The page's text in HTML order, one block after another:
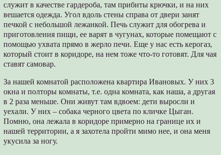
служит в качестве гардероба, там прибиты крючки, и на них
вешается одежда. Угол вдоль стены справа от двери занят
печкой с небольшой лежанкой. Печь служит для обогрева и
приготовления пищи, ее варят в чугунах, которые помещают с
помощью ухвата прямо в жерло печи. Еще у нас есть керогаз,
который стоит в коридоре, на нем тоже что-то готовят. Для чая
ставят самовар.
За нашей комнатой расположена квартира Ивановых. У них 3
окна и полторы комнаты, т.е. одна комната, как наша, а другая
в 2 раза меньше. Они живут там вдвоем: дети выросли и
уехали. У них – собака черного цвета по кличке Цыган.
Помню, она лежала в коридоре примерно на границе их и
нашей территории, а я захотела пройти мимо нее, и она меня
укусила за ногу.